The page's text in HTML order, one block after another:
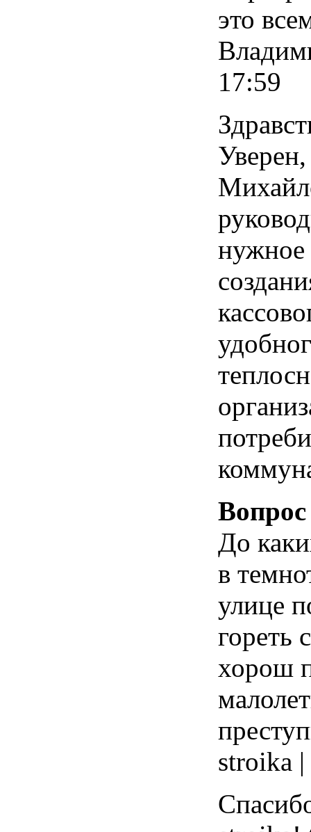
это
17:59
нужное
До
в
улице
гореть
хорош
stroika